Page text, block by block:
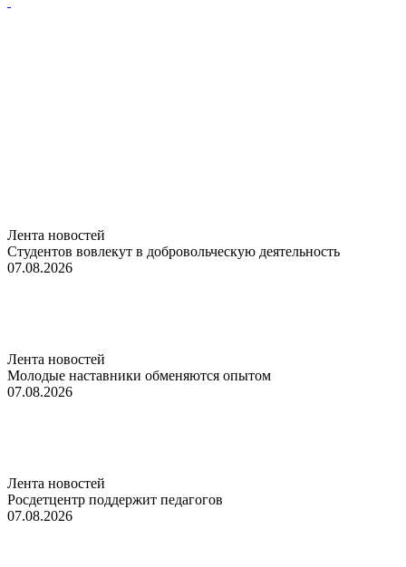
Лента новостей
Студентов вовлекут в добровольческую деятельность
07.08.2026
Лента новостей
Молодые наставники обменяются опытом
07.08.2026
Лента новостей
Росдетцентр поддержит педагогов
07.08.2026